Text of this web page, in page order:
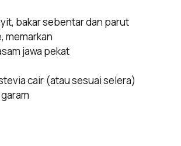
bakar sebentar dan parut
memarkan
jawa pekat
cair (atau sesuai selera)